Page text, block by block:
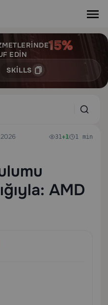
EDIN
SKILLS
31+1 1 min
AMD